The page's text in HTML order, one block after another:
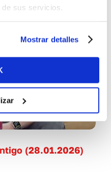
sus servicios.
Mostrar detalles
(28.01.2026)